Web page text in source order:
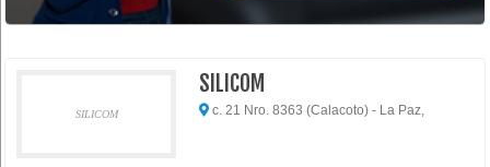
SILICOM
SILICOM
c. 21 Nro. 8363 (Calacoto) - La Paz,